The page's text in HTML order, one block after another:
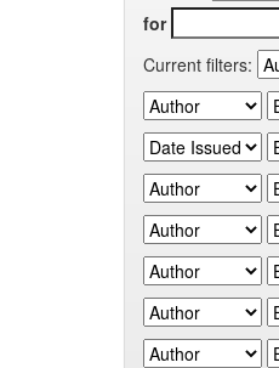
for
Current filters: